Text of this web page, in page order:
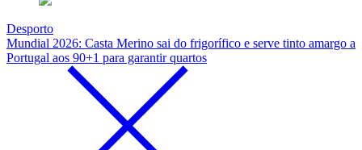
Desporto
Mundial 2026: Casta Merino sai do frigorífico e serve tinto amargo a
Portugal aos 90+1 para garantir quartos